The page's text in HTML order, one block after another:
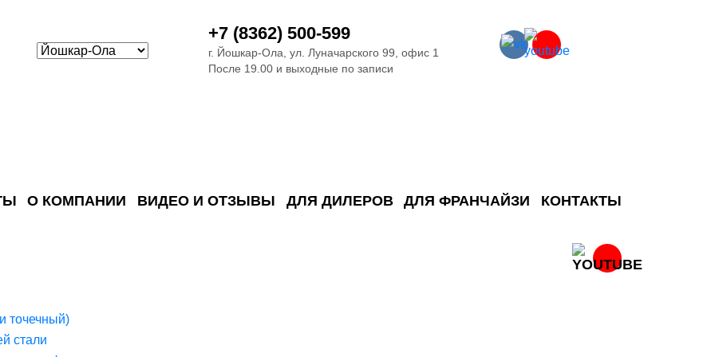
+7 (8362) 500-599
г. Йошкар-Ола, ул. Луначарского 99, офис 1
После 19.00 и выходные по записи
О КОМПАНИИ ВИДЕО И ОТЗЫВЫ ДЛЯ ДИЛЕРОВ ДЛЯ ФРАНЧАЙЗИ КОНТАКТЫ
точечный)
стали